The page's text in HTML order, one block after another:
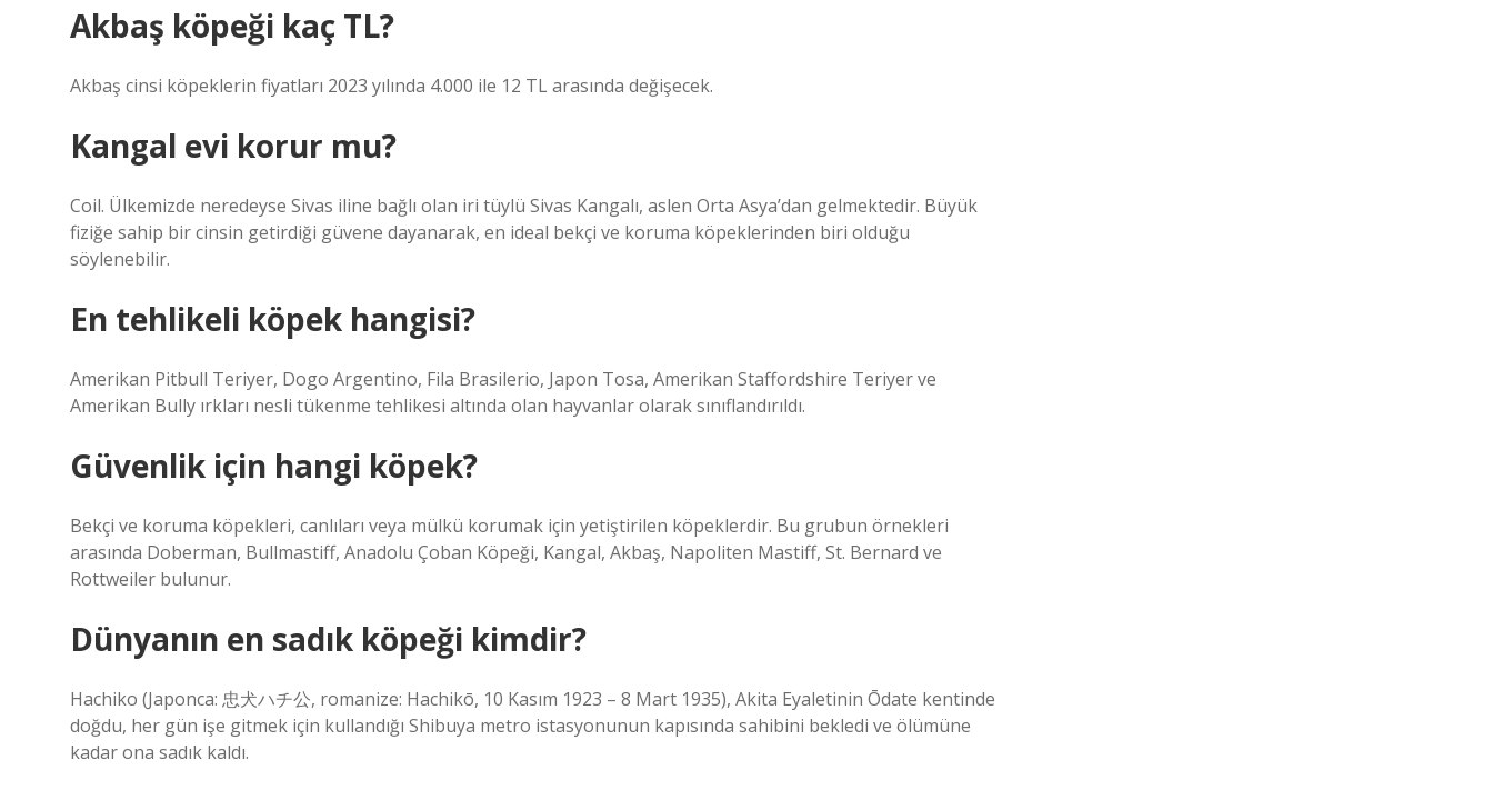
Akbaş köpeği kaç TL?
Akbaş cinsi köpeklerin fiyatları 2023 yılında 4.000 ile 12 TL arasında değişecek.
Kangal evi korur mu?
Coil. Ülkemizde neredeyse Sivas iline bağlı olan iri tüylü Sivas Kangalı, aslen Orta Asya’dan gelmektedir. Büyük
fiziğe sahip bir cinsin getirdiği güvene dayanarak, en ideal bekçi ve koruma köpeklerinden biri olduğu
söylenebilir.
En tehlikeli köpek hangisi?
Amerikan Pitbull Teriyer, Dogo Argentino, Fila Brasilerio, Japon Tosa, Amerikan Staffordshire Teriyer ve
Amerikan Bully ırkları nesli tükenme tehlikesi altında olan hayvanlar olarak sınıflandırıldı.
Güvenlik için hangi köpek?
Bekçi ve koruma köpekleri, canlıları veya mülkü korumak için yetiştirilen köpeklerdir. Bu grubun örnekleri
arasında Doberman, Bullmastiff, Anadolu Çoban Köpeği, Kangal, Akbaş, Napoliten Mastiff, St. Bernard ve
Rottweiler bulunur.
Dünyanın en sadık köpeği kimdir?
Hachiko (Japonca: 忠犬ハチ公, romanize: Hachikō, 10 Kasım 1923 – 8 Mart 1935), Akita Eyaletinin Ōdate kentinde
doğdu, her gün işe gitmek için kullandığı Shibuya metro istasyonunun kapısında sahibini bekledi ve ölümüne
kadar ona sadık kaldı.